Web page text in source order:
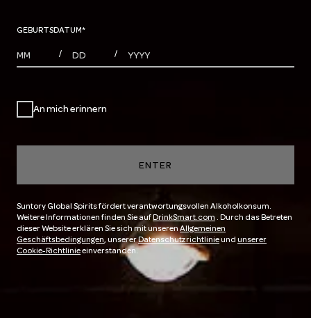
GEBURTSDATUM*
MONTHS
/ DAYS / YEAR
An mich erinnern
ENTER
Suntory Global Spirits fördert verantwortungsvollen Alkoholkonsum.
Weitere Informationen finden Sie aufDrinkSmart.com . Durch das Betreten
dieser Website erklären Sie sich mit unserenAllgemeinen
Geschäftsbedingungen, unsererDatenschutzrichtlinieund unserer
Cookie-Richtlinieeinverstanden.